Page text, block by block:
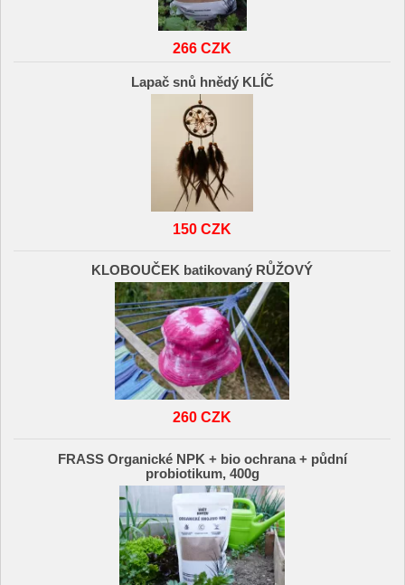
266 CZK
Lapač snů hnědý KLÍČ
150 CZK
KLOBOUČEK batikovaný RŮŽOVÝ
260 CZK
FRASS Organické NPK + bio ochrana + půdní
probiotikum, 400g